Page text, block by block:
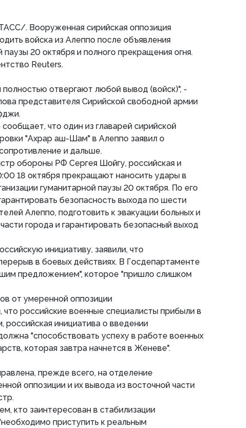
. Вооруженная сирийская оппозиция
войска из Алеппо после объявления
паузы 20 октября и полного прекращения огня.
Reuters.
полностью отвергают любой вывод (войск)", -
представителя Сирийской свободной армии
сообщает, что один из главарей сирийской
"Ахрар аш-Шам" в Алеппо заявил о
и дальше.
обороны РФ Сергея Шойгу, российская и
18 октября прекращают наносить удары в
гуманитарной паузы 20 октября. По его
безопасность выхода по шести
Алеппо, подготовить к эвакуации больных и
города и гарантировать безопасный выход
инициативу, заявили, что
в боевых действиях. В Госдепартаменте
предложением", которое "пришло слишком
от умеренной оппозиции
российские военные специалисты прибыли в
российская инициатива о введении
"способствовать успеху в работе военных
которая завтра начнется в Женеве".
прежде всего, на отделение
оппозиции и их вывода из восточной части
кто заинтересован в стабилизации
приступить к реальным